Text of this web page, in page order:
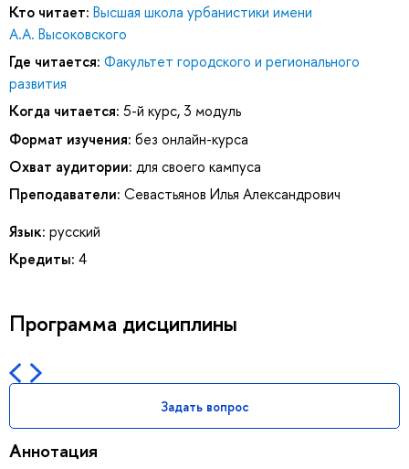
Кто читает: Высшая школа урбанистики имени
А.А. Высоковского
Где читается: Факультет городского и регионального
развития
Когда читается: 5-й курс, 3 модуль
Формат изучения: без онлайн-курса
Охват аудитории: для своего кампуса
Преподаватели: Севастьянов Илья Александрович
Язык: русский
Кредиты: 4
Программа дисциплины
Задать вопрос
Аннотация